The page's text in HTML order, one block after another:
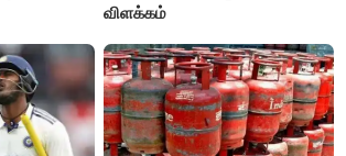
விளக்கம்